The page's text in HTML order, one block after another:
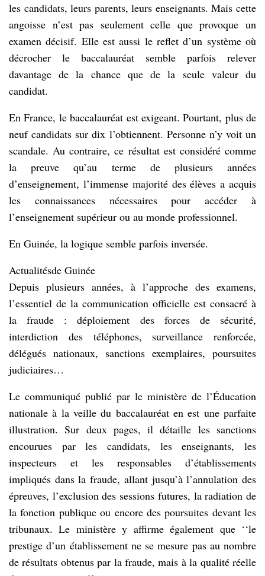
les candidats, leurs parents, leurs enseignants. Mais cette
angoisse n’est pas seulement celle que provoque un
examen décisif. Elle est aussi le reflet d’un système où
décrocher le baccalauréat semble parfois relever
davantage de la chance que de la seule valeur du
candidat.
En France, le baccalauréat est exigeant. Pourtant, plus de
neuf candidats sur dix l’obtiennent. Personne n’y voit un
scandale. Au contraire, ce résultat est considéré comme
la preuve qu’au terme de plusieurs années
d’enseignement, l’immense majorité des élèves a acquis
les connaissances nécessaires pour accéder à
l’enseignement supérieur ou au monde professionnel.
En Guinée, la logique semble parfois inversée.
Actualitésde Guinée
Depuis plusieurs années, à l’approche des examens,
l’essentiel de la communication officielle est consacré à
la fraude : déploiement des forces de sécurité,
interdiction des téléphones, surveillance renforcée,
délégués nationaux, sanctions exemplaires, poursuites
judiciaires…
Le communiqué publié par le ministère de l’Éducation
nationale à la veille du baccalauréat en est une parfaite
illustration. Sur deux pages, il détaille les sanctions
encourues par les candidats, les enseignants, les
inspecteurs et les responsables d’établissements
impliqués dans la fraude, allant jusqu’à l’annulation des
épreuves, l’exclusion des sessions futures, la radiation de
la fonction publique ou encore des poursuites devant les
tribunaux. Le ministère y affirme également que ‘‘le
prestige d’un établissement ne se mesure pas au nombre
de résultats obtenus par la fraude, mais à la qualité réelle